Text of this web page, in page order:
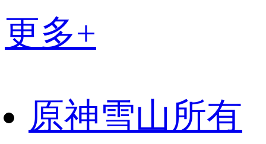
更多+
原神雪山所有